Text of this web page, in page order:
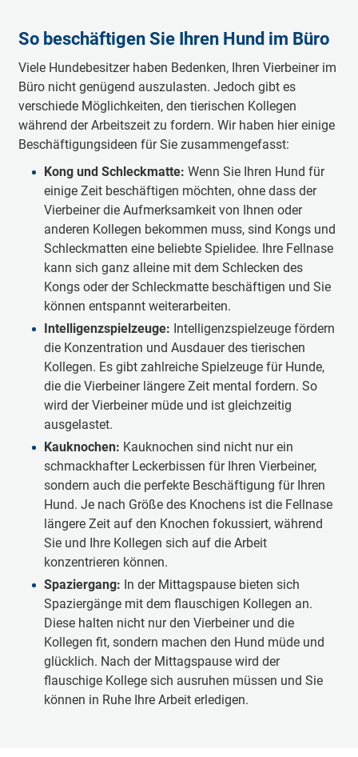
So beschäftigen Sie Ihren Hund im Büro
Viele Hundebesitzer haben Bedenken, Ihren Vierbeiner im
Büro nicht genügend auszulasten. Jedoch gibt es
verschiede Möglichkeiten, den tierischen Kollegen
während der Arbeitszeit zu fordern. Wir haben hier einige
Beschäftigungsideen für Sie zusammengefasst:
Kong und Schleckmatte: Wenn Sie Ihren Hund für
einige Zeit beschäftigen möchten, ohne dass der
Vierbeiner die Aufmerksamkeit von Ihnen oder
anderen Kollegen bekommen muss, sind Kongs und
Schleckmatten eine beliebte Spielidee. Ihre Fellnase
kann sich ganz alleine mit dem Schlecken des
Kongs oder der Schleckmatte beschäftigen und Sie
können entspannt weiterarbeiten.
Intelligenzspielzeuge: Intelligenzspielzeuge fördern
die Konzentration und Ausdauer des tierischen
Kollegen. Es gibt zahlreiche Spielzeuge für Hunde,
die die Vierbeiner längere Zeit mental fordern. So
wird der Vierbeiner müde und ist gleichzeitig
ausgelastet.
Kauknochen: Kauknochen sind nicht nur ein
schmackhafter Leckerbissen für Ihren Vierbeiner,
sondern auch die perfekte Beschäftigung für Ihren
Hund. Je nach Größe des Knochens ist die Fellnase
längere Zeit auf den Knochen fokussiert, während
Sie und Ihre Kollegen sich auf die Arbeit
konzentrieren können.
Spaziergang: In der Mittagspause bieten sich
Spaziergänge mit dem flauschigen Kollegen an.
Diese halten nicht nur den Vierbeiner und die
Kollegen fit, sondern machen den Hund müde und
glücklich. Nach der Mittagspause wird der
flauschige Kollege sich ausruhen müssen und Sie
können in Ruhe Ihre Arbeit erledigen.